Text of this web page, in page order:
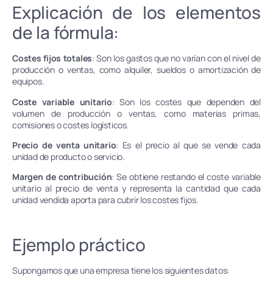
Explicación de los elementos
de la fórmula:
Costes fijos totales: Son los gastos que no varían con el nivel de
producción o ventas, como alquiler, sueldos o amortización de
equipos.
Coste variable unitario: Son los costes que dependen del
volumen de producción o ventas, como materias primas,
comisiones o costes logísticos.
Precio de venta unitario: Es el precio al que se vende cada
unidad de producto o servicio.
Margen de contribución: Se obtiene restando el coste variable
unitario al precio de venta y representa la cantidad que cada
unidad vendida aporta para cubrir los costes fijos.
Ejemplo práctico
Supongamos que una empresa tiene los siguientes datos: